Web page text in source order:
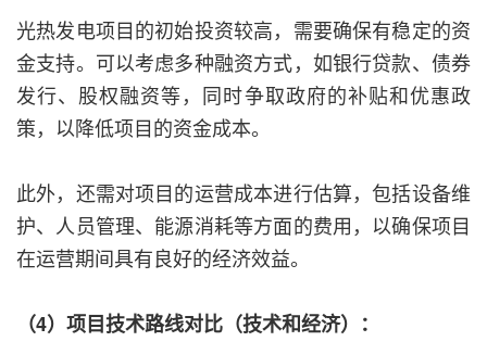
光热发电项目的初始投资较高，需要确保有稳定的资
金支持。可以考虑多种融资方式，如银行贷款、债券
发行、股权融资等，同时争取政府的补贴和优惠政
策，以降低项目的资金成本。
此外，还需对项目的运营成本进行估算，包括设备维
护、人员管理、能源消耗等方面的费用，以确保项目
在运营期间具有良好的经济效益。
（4）项目技术路线对比（技术和经济）：